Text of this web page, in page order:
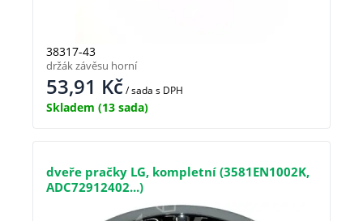
38317-43
53,91 Kč/ sada s DPH
Skladem (13 sada)
držák závěsu horní
dveře pračky LG, kompletní (3581EN1002K,
ADC72912402...)